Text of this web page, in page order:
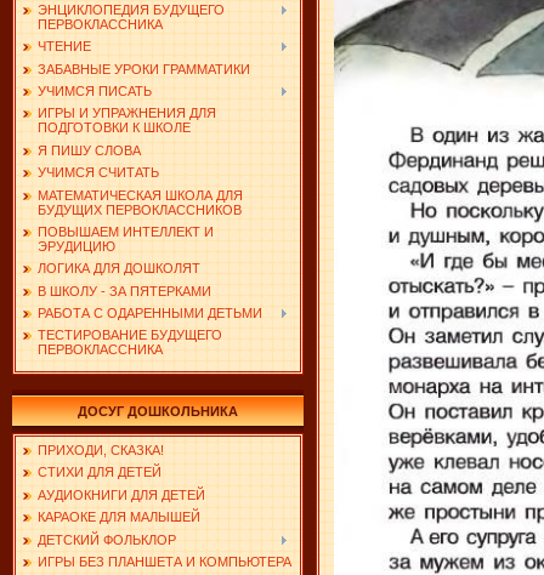
ЭНЦИКЛОПЕДИЯ БУДУЩЕГО
ПЕРВОКЛАССНИКА
ЧТЕНИЕ
ЗАБАВНЫЕ УРОКИ ГРАММАТИКИ
УЧИМСЯ ПИСАТЬ
ИГРЫ И УПРАЖНЕНИЯ ДЛЯ
ПОДГОТОВКИ К ШКОЛЕ
Я ПИШУ СЛОВА
УЧИМСЯ СЧИТАТЬ
МАТЕМАТИЧЕСКАЯ ШКОЛА ДЛЯ
БУДУЩИХ ПЕРВОКЛАССНИКОВ
ПОВЫШАЕМ ИНТЕЛЛЕКТ И
ЭРУДИЦИЮ
ЛОГИКА ДЛЯ ДОШКОЛЯТ
В ШКОЛУ - ЗА ПЯТЕРКАМИ
РАБОТА С ОДАРЕННЫМИ ДЕТЬМИ
ТЕСТИРОВАНИЕ БУДУЩЕГО
ПЕРВОКЛАССНИКА
ДОСУГ ДОШКОЛЬНИКА
ПРИХОДИ, СКАЗКА!
СТИХИ ДЛЯ ДЕТЕЙ
АУДИОКНИГИ ДЛЯ ДЕТЕЙ
КАРАОКЕ ДЛЯ МАЛЫШЕЙ
ДЕТСКИЙ ФОЛЬКЛОР
ИГРЫ БЕЗ ПЛАНШЕТА И КОМПЬЮТЕРА